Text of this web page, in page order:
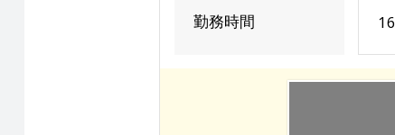
勤務時間